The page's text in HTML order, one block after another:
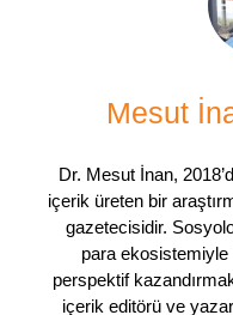
Mesut
Dr. Mesut İnan,
içerik üreten bir
gazetecisidir.
para ekosistemiyle
perspektif
içerik editörü ve